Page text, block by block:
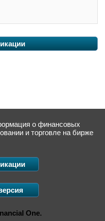
о финансовых
и торговле на бирже
One.